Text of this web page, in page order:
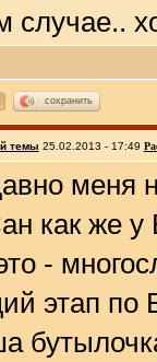
случае..
сохранить
темы 25.02.2013 - 17:49
меня
как же у
-
этап по